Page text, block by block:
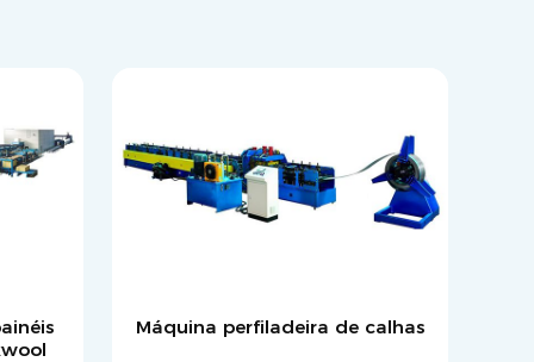
Máquina perfiladeira de calhas